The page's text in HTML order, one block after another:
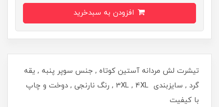
تیشرت لش مردانه آستین کوتاه , جنس سوپر پنبه , یقه
گرد , سایزبندی 3XL , 4XL , رنگ نارنجی , دوخت و چاپ
با کیفیت